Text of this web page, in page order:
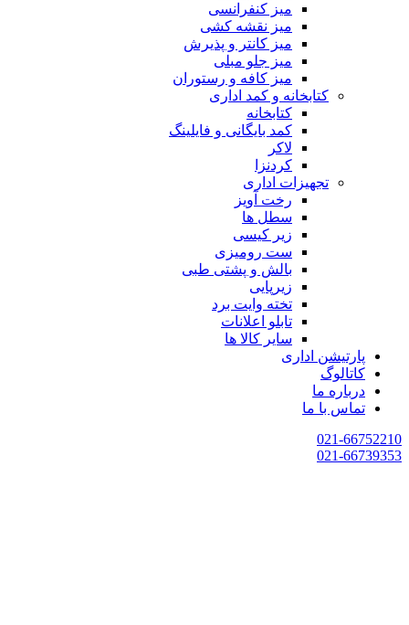
میز کنفرانسی
میز نقشه کشی
میز کانتر و پذیرش
میز جلو مبلی
میز کافه و رستوران
کتابخانه و کمد اداری
کتابخانه
کمد بایگانی و فایلینگ
لاکر
کردنزا
تجهیزات اداری
رخت آویز
سطل ها
زیر کیسی
ست رومیزی
بالش و پشتی طبی
زیرپایی
تخته وایت برد
تابلو اعلانات
سایر کالا ها
پارتیشن اداری
کاتالوگ
درباره ما
تماس با ما
021-66752210
021-66739353